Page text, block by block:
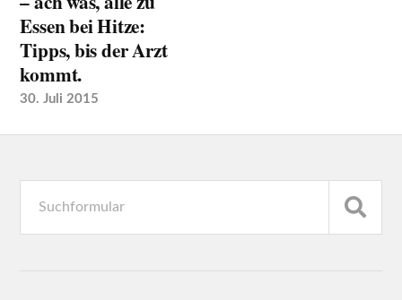
Essen bei Hitze:
Tipps, bis der Arzt
kommt.
30. Juli 2015